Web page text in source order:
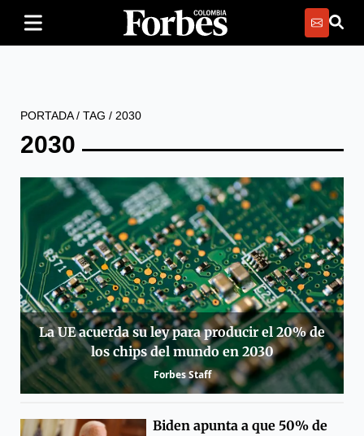
PORTADA/ TAG / 2030
2030
La UE acuerda su ley para producir el 20% de
los chips del mundo en 2030
Forbes Staff
Biden apunta a que 50% de